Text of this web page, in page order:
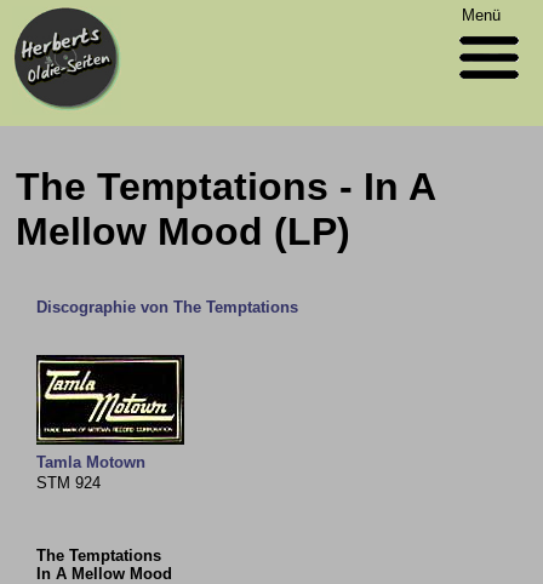
Menü
The Temptations - In A
Mellow Mood (LP)
Discographie von The Temptations
Tamla Motown
STM 924
The Temptations
In A Mellow Mood